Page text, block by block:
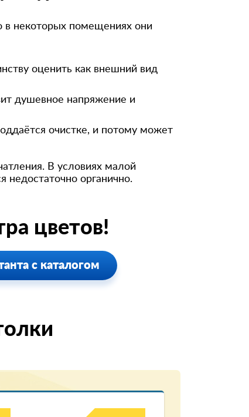
в некоторых помещениях они
оценить как внешний вид
душевное напряжение и
очистке, и потому может
В условиях малой
недостаточно органично.
цветов!
с каталогом